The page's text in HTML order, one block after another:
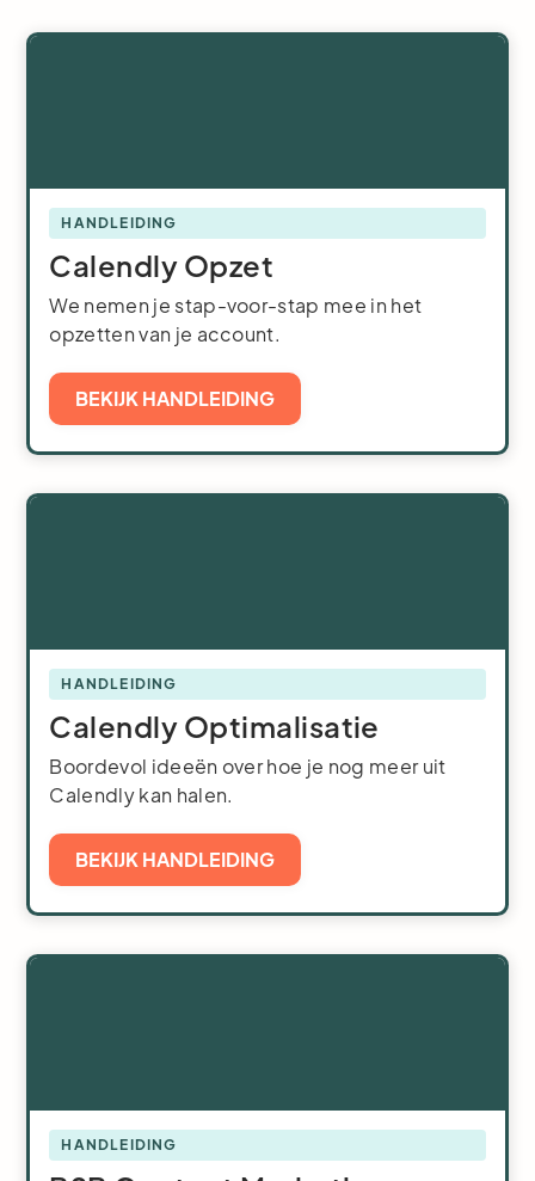
HANDLEIDING
Calendly Opzet
We nemen je stap-voor-stap mee in het
opzetten van je account.
BEKIJK HANDLEIDING
HANDLEIDING
Calendly Optimalisatie
Boordevol ideeën over hoe je nog meer uit
Calendly kan halen.
BEKIJK HANDLEIDING
HANDLEIDING